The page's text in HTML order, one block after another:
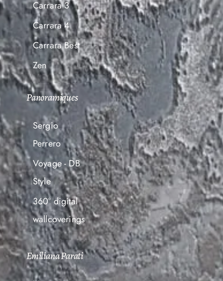
Carrara 3
Carrara 4
Carrara Best
Zen
Panoramiques
Sergio
Perrero
Voyage - DB
Style
360° digital
wallcoverings
Emiliana Parati